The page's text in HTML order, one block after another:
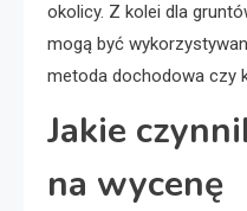
okolicy. Z kolei dla
mogą być
metoda dochodowa czy
Jakie
na wycenę